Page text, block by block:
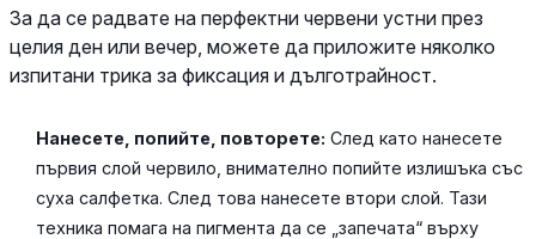
За да се радвате на перфектни червени устни през
целия ден или вечер, можете да приложите няколко
изпитани трика за фиксация и дълготрайност.
Нанесете, попийте, повторете: След като нанесете
първия слой червило, внимателно попийте излишъка със
суха салфетка. След това нанесете втори слой. Тази
техника помага на пигмента да се „запечата“ върху